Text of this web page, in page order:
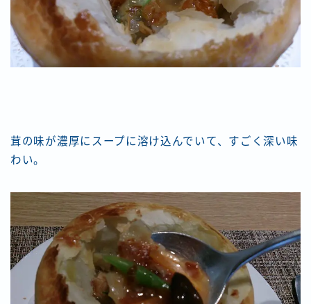
茸の味が濃厚にスープに溶け込んでいて、すごく深い味
わい。